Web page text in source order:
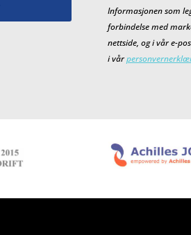
Informasjonen som
forbindelse med
nettside, og i vår e-
i vår